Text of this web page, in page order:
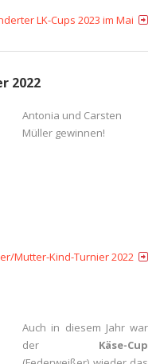
LK-Cups 2023 im Mai
2022
Antonia und Carsten
Müller gewinnen!
Mutter-Kind-Turnier 2022
Auch in diesem Jahr war
der Käse-Cup